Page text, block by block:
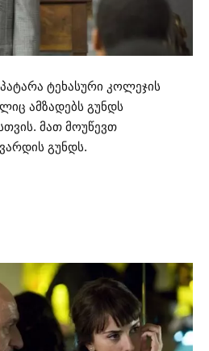
ტეხასური კოლეჯის
ამზადებს გუნდს
მათ მოუწევთ
გუნდს.